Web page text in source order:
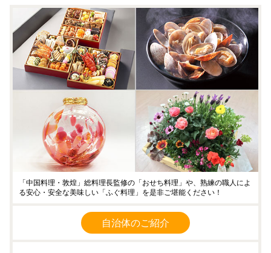
「中国料理・敦煌」総料理長監修の「おせち料理」や、熟練の職人によ
る安心・安全な美味しい「ふぐ料理」を是非ご堪能ください！
自治体のご紹介